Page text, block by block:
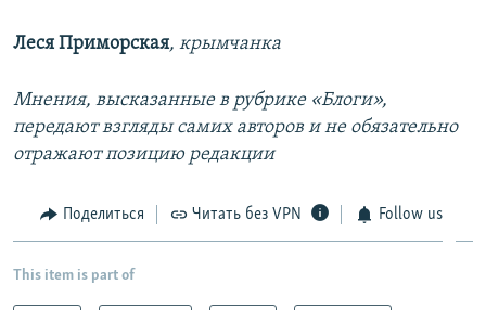
Леся Приморская, крымчанка
Мнения, высказанные в рубрике «Блоги»,
передают взгляды самих авторов и не обязательно
отражают позицию редакции
Поделиться Читать без VPN Follow us
This item is part of